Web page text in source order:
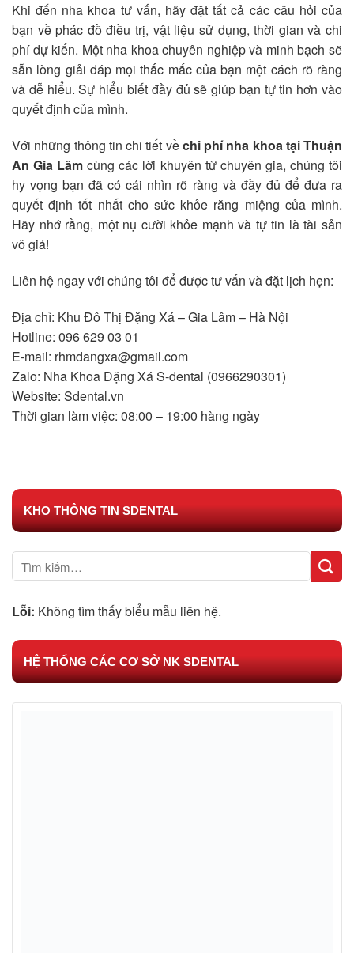
Khi đến nha khoa tư vấn, hãy đặt tất cả các câu hỏi của
bạn về phác đồ điều trị, vật liệu sử dụng, thời gian và chi
phí dự kiến. Một nha khoa chuyên nghiệp và minh bạch sẽ
sẵn lòng giải đáp mọi thắc mắc của bạn một cách rõ ràng
và dễ hiểu. Sự hiểu biết đầy đủ sẽ giúp bạn tự tin hơn vào
quyết định của mình.
Với những thông tin chi tiết vềchi phí nha khoa tại Thuận
An Gia Lâm cùng các lời khuyên từ chuyên gia, chúng tôi
hy vọng bạn đã có cái nhìn rõ ràng và đầy đủ để đưa ra
quyết định tốt nhất cho sức khỏe răng miệng của mình.
Hãy nhớ rằng, một nụ cười khỏe mạnh và tự tin là tài sản
vô giá!
Liên hệ ngay với chúng tôi để được tư vấn và đặt lịch hẹn:
Địa chỉ: Khu Đô Thị Đặng Xá – Gia Lâm – Hà Nội
Hotline: 096 629 03 01
E-mail: rhmdangxa@gmail.com
Zalo: Nha Khoa Đặng Xá S-dental (0966290301)
Website: Sdental.vn
Thời gian làm việc: 08:00 – 19:00 hàng ngày
KHO THÔNG TIN SDENTAL
Lỗi: Không tìm thấy biểu mẫu liên hệ.
HỆ THỐNG CÁC CƠ SỞ NK SDENTAL